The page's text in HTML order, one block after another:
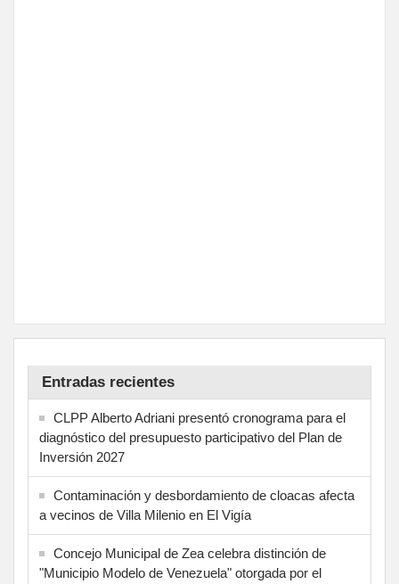
Entradas recientes
CLPP Alberto Adriani presentó cronograma para el
diagnóstico del presupuesto participativo del Plan de
Inversión 2027
Contaminación y desbordamiento de cloacas afecta
a vecinos de Villa Milenio en El Vigía
Concejo Municipal de Zea celebra distinción de
"Municipio Modelo de Venezuela" otorgada por el